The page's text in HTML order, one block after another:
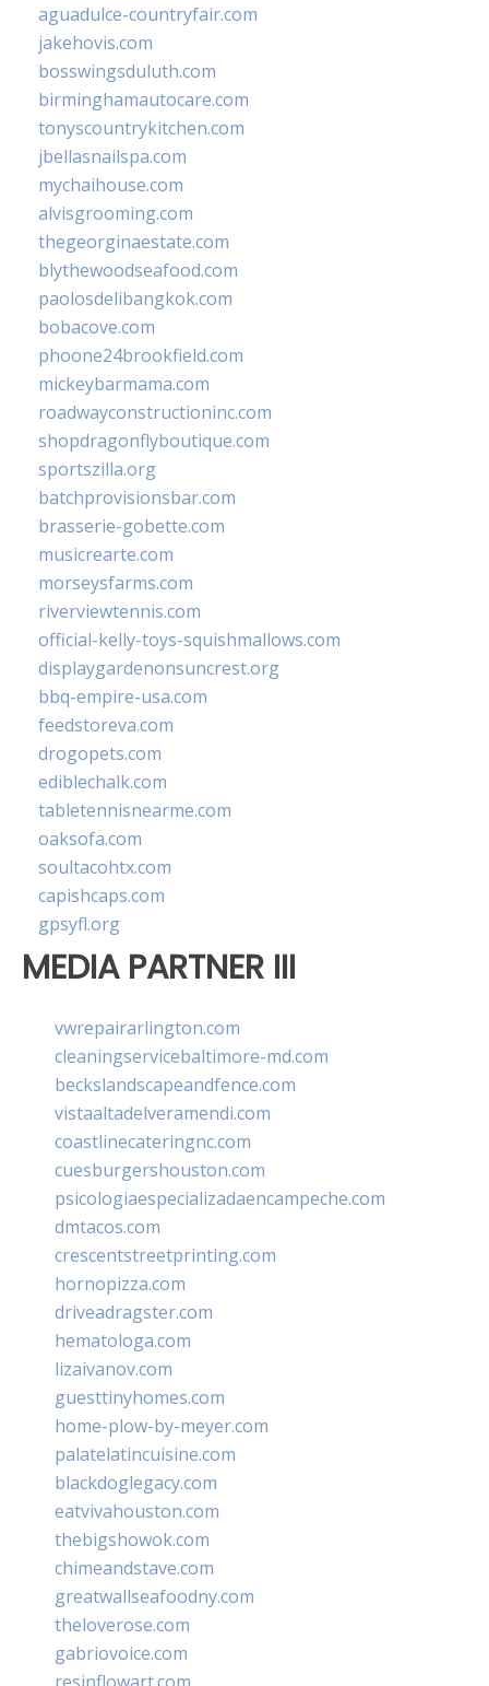
aguadulce-countryfair.com
jakehovis.com
bosswingsduluth.com
birminghamautocare.com
tonyscountrykitchen.com
jbellasnailspa.com
mychaihouse.com
alvisgrooming.com
thegeorginaestate.com
blythewoodseafood.com
paolosdelibangkok.com
bobacove.com
phoone24brookfield.com
mickeybarmama.com
roadwayconstructioninc.com
shopdragonflyboutique.com
sportszilla.org
batchprovisionsbar.com
brasserie-gobette.com
musicrearte.com
morseysfarms.com
riverviewtennis.com
official-kelly-toys-squishmallows.com
displaygardenonsuncrest.org
bbq-empire-usa.com
feedstoreva.com
drogopets.com
ediblechalk.com
tabletennisnearme.com
oaksofa.com
soultacohtx.com
capishcaps.com
gpsyfl.org
MEDIA PARTNER III
vwrepairarlington.com
cleaningservicebaltimore-md.com
beckslandscapeandfence.com
vistaaltadelveramendi.com
coastlinecateringnc.com
cuesburgershouston.com
psicologiaespecializadaencampeche.com
dmtacos.com
crescentstreetprinting.com
hornopizza.com
driveadragster.com
hematologa.com
lizaivanov.com
guesttinyhomes.com
home-plow-by-meyer.com
palatelatincuisine.com
blackdoglegacy.com
eatvivahouston.com
thebigshowok.com
chimeandstave.com
greatwallseafoodny.com
theloverose.com
gabriovoice.com